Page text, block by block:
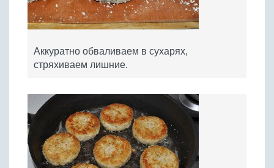
Аккуратно обваливаем в сухарях,
стряхиваем лишние.